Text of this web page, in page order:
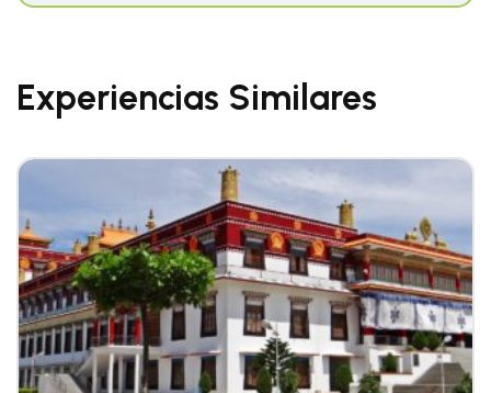
Experiencias Similares